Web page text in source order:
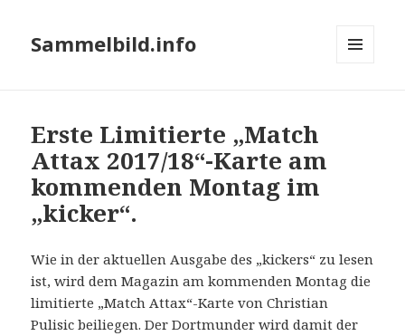
Sammelbild.info
Erste Limitierte „Match
Attax 2017/18“-Karte am
kommenden Montag im
„kicker“.
Wie in der aktuellen Ausgabe des „kickers“ zu lesen
ist, wird dem Magazin am kommenden Montag die
limitierte „Match Attax“-Karte von Christian
Pulisic beiliegen. Der Dortmunder wird damit der